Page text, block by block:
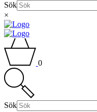
Sök
×
0
Sök